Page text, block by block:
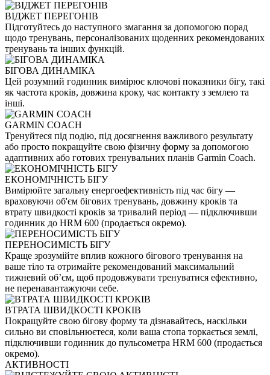
ВІДЖЕТ ПЕРЕГОНІВ
Підготуйтесь до наступного змагання за допомогою порад
щодо тренувань, персоналізованих щоденних рекомендованих
тренувань та інших функцій.
БІГОВА ДИНАМІКА
Цей розумний годинник вимірює ключові показники бігу, такі
як частота кроків, довжина кроку, час контакту з землею та
інші.
GARMIN COACH
Тренуйтеся під подію, під досягнення важливого результату
або просто покращуйте свою фізичну форму за допомогою
адаптивних або готових тренувальних планів Garmin Coach.
ЕКОНОМІЧНІСТЬ БІГУ
Вимірюйте загальну енергоефективність під час бігу —
враховуючи об'єм бігових тренувань, довжину кроків та
втрату швидкості кроків за тривалий період — підключивши
годинник до HRM 600 (продається окремо).
ПЕРЕНОСИМІСТЬ БІГУ
Краще зрозумійте вплив кожного бігового тренування на
ваше тіло та отримайте рекомендований максимальний
тижневий обʼєм, щоб продовжувати тренуватися ефективно,
не перенавантажуючи себе.
ВТРАТА ШВИДКОСТІ КРОКІВ
Покращуйте свою бігову форму та дізнавайтесь, наскільки
сильно ви сповільнюєтеся, коли ваша стопа торкається землі,
підключивши годинник до пульсометра HRM 600 (продається
окремо).
АКТИВНОСТІ